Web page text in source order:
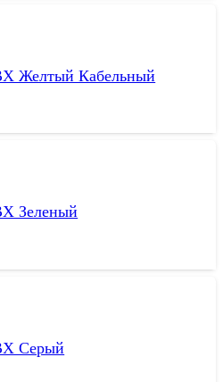
Желтый Кабельный
Зеленый
Серый